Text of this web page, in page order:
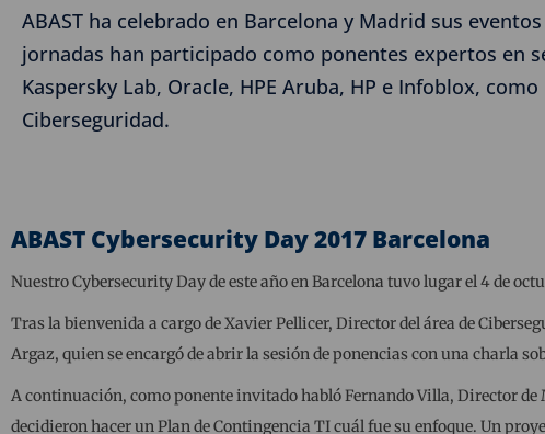
ABAST ha celebrado en Barcelona y Madrid sus
jornadas han participado como ponentes expertos en
Kaspersky Lab, Oracle, HPE Aruba, HP e Infoblox,
Ciberseguridad.
ABAST Cybersecurity Day 2017 Barcelona
Nuestro Cybersecurity Day de este año en Barcelona tuvo lugar el 4 de
Tras la bienvenida a cargo de Xavier Pellicer, Director del área de
Argaz, quien se encargó de abrir la sesión de ponencias con una charla
A continuación, como ponente invitado habló Fernando Villa, Director de
decidieron hacer un Plan de Contingencia TI cuál fue su enfoque. Un